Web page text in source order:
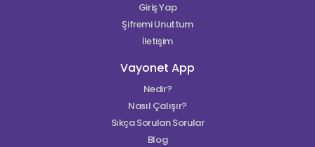
Giriş Yap
Şifremi Unuttum
İletişim
Vayonet App
Nedir?
Nasıl Çalışır?
Sıkça Sorulan Sorular
Blog